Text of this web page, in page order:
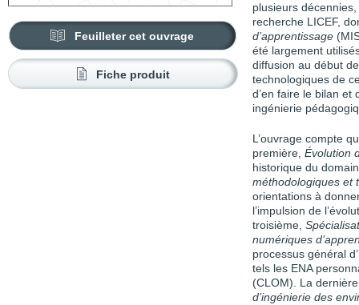
Feuilleter cet ouvrage
Fiche produit
plusieurs
recherche LICEF,
d’apprentissage
été largement
diffusion au début
technologiques de
d’en faire le bilan et
ingénierie
L’ouvrage compte
première, Évolution
historique du
méthodologiques et
orientations à
l’impulsion de
troisième,
numériques
processus général
tels les ENA
(CLOM). La
d’ingénierie des